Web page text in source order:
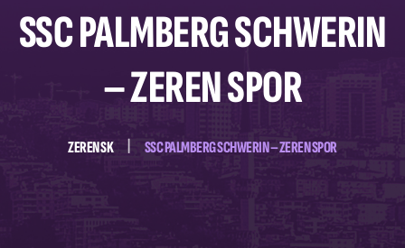
SSC PALMBERG SCHWERIN
– ZEREN SPOR
ZEREN SK SSC PALMBERG SCHWERIN – ZEREN SPOR